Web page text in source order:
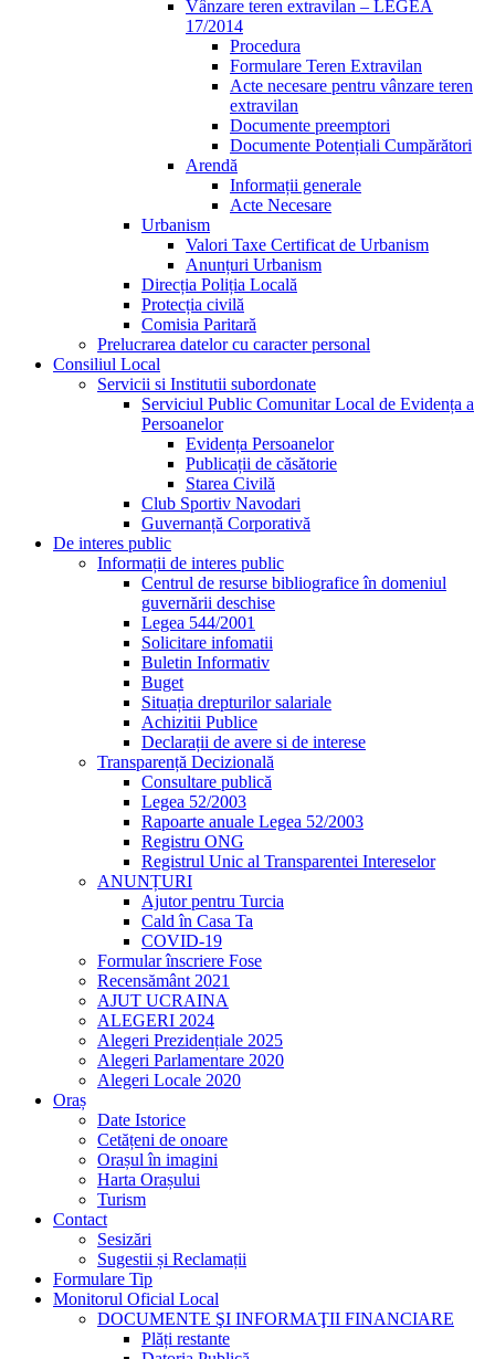
Vânzare teren extravilan – LEGEA
17/2014
Procedura
Formulare Teren Extravilan
Acte necesare pentru vânzare teren
extravilan
Documente preemptori
Documente Potențiali Cumpărători
Arendă
Informații generale
Acte Necesare
Urbanism
Valori Taxe Certificat de Urbanism
Anunțuri Urbanism
Direcția Poliția Locală
Protecția civilă
Comisia Paritară
Prelucrarea datelor cu caracter personal
Consiliul Local
Servicii si Institutii subordonate
Serviciul Public Comunitar Local de Evidența a
Persoanelor
Evidența Persoanelor
Publicații de căsătorie
Starea Civilă
Club Sportiv Navodari
Guvernanță Corporativă
De interes public
Informații de interes public
Centrul de resurse bibliografice în domeniul
guvernării deschise
Legea 544/2001
Solicitare infomatii
Buletin Informativ
Buget
Situația drepturilor salariale
Achizitii Publice
Declarații de avere si de interese
Transparență Decizională
Consultare publică
Legea 52/2003
Rapoarte anuale Legea 52/2003
Registru ONG
Registrul Unic al Transparentei Intereselor
ANUNȚURI
Ajutor pentru Turcia
Cald în Casa Ta
COVID-19
Formular înscriere Fose
Recensământ 2021
AJUT UCRAINA
ALEGERI 2024
Alegeri Prezidențiale 2025
Alegeri Parlamentare 2020
Alegeri Locale 2020
Oraș
Date Istorice
Cetățeni de onoare
Orașul în imagini
Harta Orașului
Turism
Contact
Sesizări
Sugestii și Reclamații
Formulare Tip
Monitorul Oficial Local
DOCUMENTE ŞI INFORMAŢII FINANCIARE
Plăți restante